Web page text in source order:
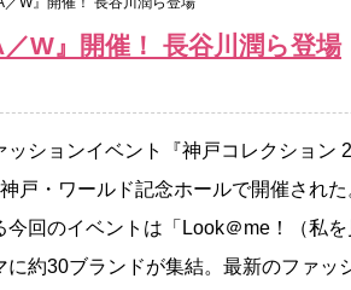
W』開催！ 長谷川潤ら登場
ションイベント『神戸コレクション
戸・ワールド記念ホールで開催された
今回のイベントは「Look＠me！（私
に約30ブランドが集結。最新のファッ